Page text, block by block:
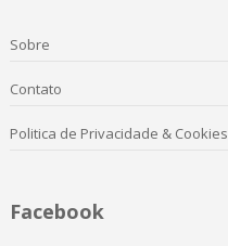
Sobre
Contato
Politica de Privacidade & Cookies
Facebook